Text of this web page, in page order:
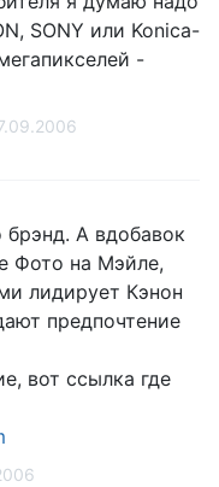
SONY или Konica-
-
брэнд. А вдобавок
Фото на Мэйле,
лидирует Кэнон
предпочтение
вот ссылка где